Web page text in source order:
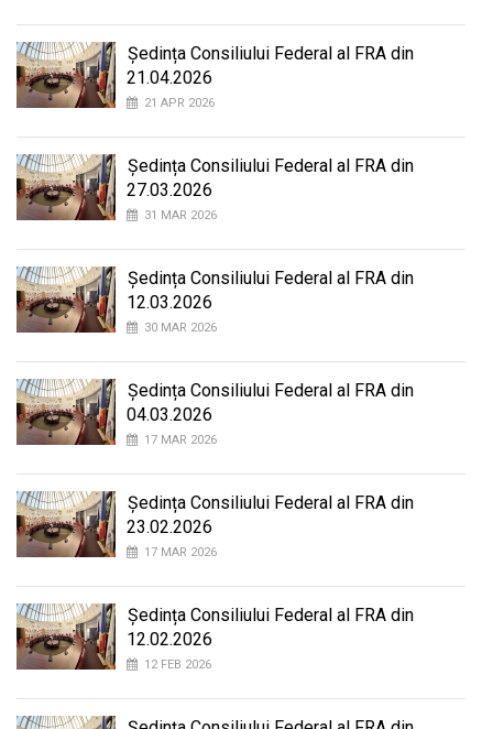
Ședința Consiliului Federal al FRA din
21.04.2026
21 APR 2026
Ședința Consiliului Federal al FRA din
27.03.2026
31 MAR 2026
Ședința Consiliului Federal al FRA din
12.03.2026
30 MAR 2026
Ședința Consiliului Federal al FRA din
04.03.2026
17 MAR 2026
Ședința Consiliului Federal al FRA din
23.02.2026
17 MAR 2026
Ședința Consiliului Federal al FRA din
12.02.2026
12 FEB 2026